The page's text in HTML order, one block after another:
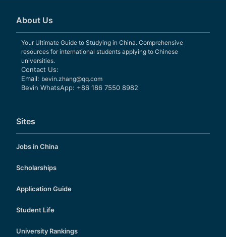
About Us
Your Ultimate Guide to Studying in China. Comprehensive
resources for international students applying to Chinese
universities.
Contact Us:
Email: bevin.zhang@qq.com
Bevin WhatsApp: +86 186 7550 8982
Sites
Jobs in China
Scholarships
Application Guide
Student Life
University Rankings